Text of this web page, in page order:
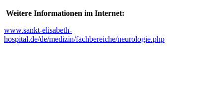
Weitere Informationen im Internet:
www.sankt-elisabeth-
hospital.de/de/medizin/fachbereiche/neurologie.php